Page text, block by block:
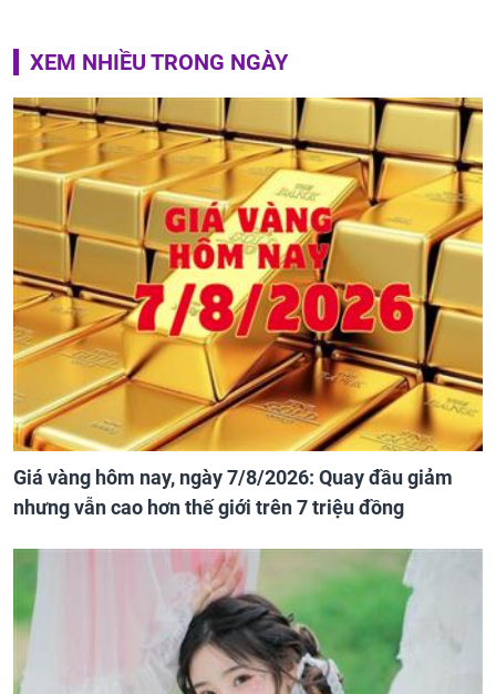
XEM NHIỀU TRONG NGÀY
Giá vàng hôm nay, ngày 7/8/2026: Quay đầu giảm
nhưng vẫn cao hơn thế giới trên 7 triệu đồng